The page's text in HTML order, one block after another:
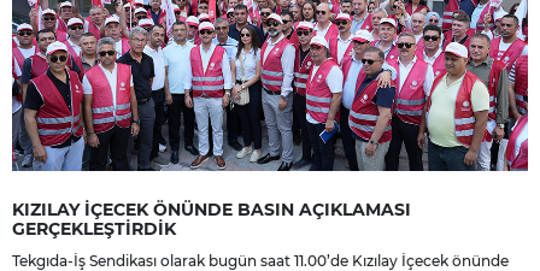
KIZILAY İÇECEK ÖNÜNDE BASIN AÇIKLAMASI
GERÇEKLEŞTİRDİK
Tekgıda-İş Sendikası olarak bugün saat 11.00’de Kızılay İçecek önünde